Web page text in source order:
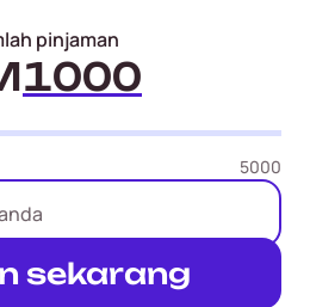
pinjaman
5000
sekarang